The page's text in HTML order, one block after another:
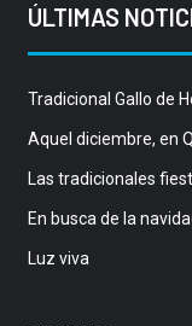
ÚLTIMAS
Tradicional Gallo de
Aquel diciembre, en
Las tradicionales
En busca de la
Luz viva